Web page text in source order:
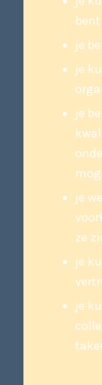
je
je
je
je
ze
je
je